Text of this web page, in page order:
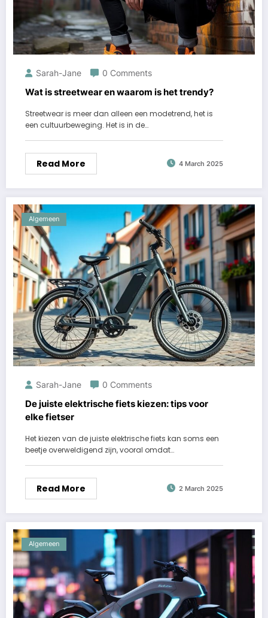
Sarah-Jane 0 Comments
Wat is streetwear en waarom is het trendy?
Streetwear is meer dan alleen een modetrend, het is
een cultuurbeweging. Het is in de…
Read More 4 March 2025
Algemeen
Sarah-Jane 0 Comments
De juiste elektrische fiets kiezen: tips voor
elke fietser
Het kiezen van de juiste elektrische fiets kan soms een
beetje overweldigend zijn, vooral omdat…
Read More 2 March 2025
Algemeen